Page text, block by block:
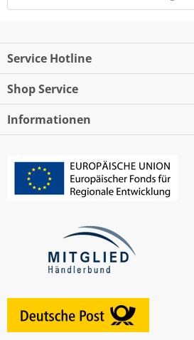
Service Hotline
Shop Service
Informationen